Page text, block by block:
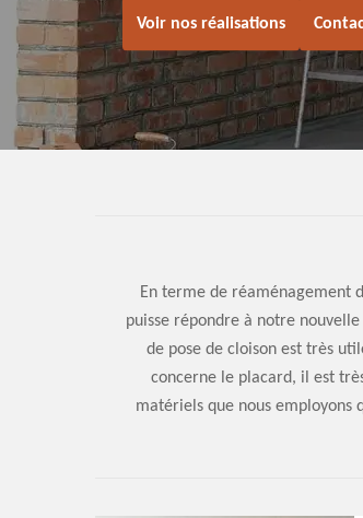
Voir nos réalisations
En terme de réaménagement
puisse répondre à notre
de pose de cloison est très
concerne le placard, il est
matériels que nous employons